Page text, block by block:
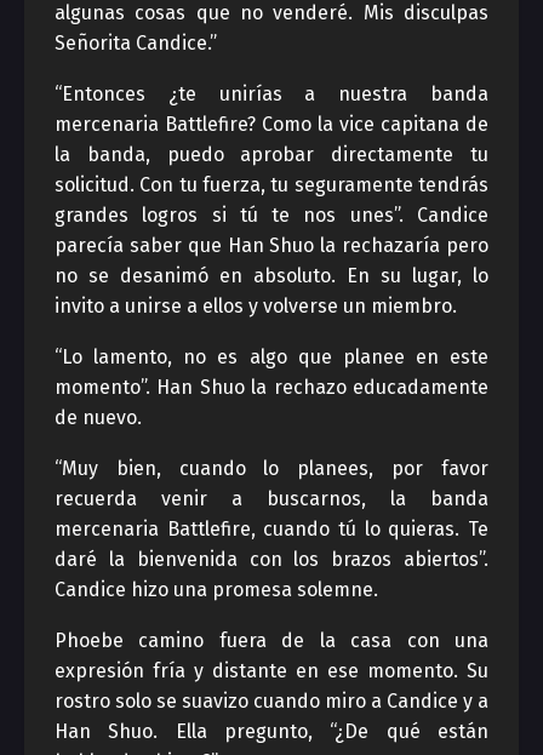
algunas cosas que no venderé. Mis disculpas
Señorita Candice.”
“Entonces ¿te unirías a nuestra banda
mercenaria Battlefire? Como la vice capitana de
la banda, puedo aprobar directamente tu
solicitud. Con tu fuerza, tu seguramente tendrás
grandes logros si tú te nos unes”. Candice
parecía saber que Han Shuo la rechazaría pero
no se desanimó en absoluto. En su lugar, lo
invito a unirse a ellos y volverse un miembro.
“Lo lamento, no es algo que planee en este
momento”. Han Shuo la rechazo educadamente
de nuevo.
“Muy bien, cuando lo planees, por favor
recuerda venir a buscarnos, la banda
mercenaria Battlefire, cuando tú lo quieras. Te
daré la bienvenida con los brazos abiertos”.
Candice hizo una promesa solemne.
Phoebe camino fuera de la casa con una
expresión fría y distante en ese momento. Su
rostro solo se suavizo cuando miro a Candice y a
Han Shuo. Ella pregunto, “¿De qué están